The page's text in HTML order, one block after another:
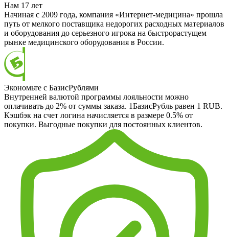
Нам 17 лет
Начиная с 2009 года, компания «Интернет-медицина» прошла
путь от мелкого поставщика недорогих расходных материалов
и оборудования до серьезного игрока на быстрорастущем
рынке медицинского оборудования в России.
Экономьте с БазисРублями
Внутренней валютой программы лояльности можно
оплачивать до 2% от суммы заказа. 1БазисРубль равен 1 RUB.
Кэшбэк на счет логина начисляется в размере 0.5% от
покупки. Выгодные покупки для постоянных клиентов.